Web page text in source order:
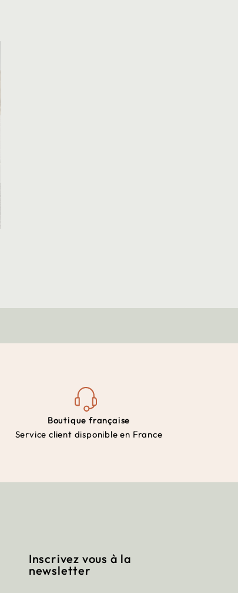
Boutique française
Service client disponible en France
Inscrivez vous à la
newsletter